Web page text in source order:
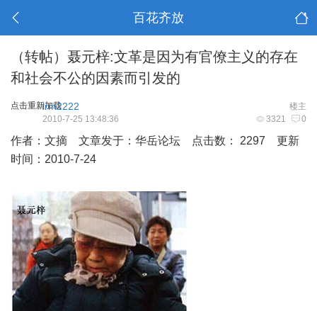
百花齐放
（转帖）聂元梓:文革是因为有官僚主义的存在
和社会不公的因素而引发的
点击重新加载 楼主
lrm2222
3321 0
2010-7-25 13:48:36
作者：文摘 文章发于：华岳论坛 点击数： 2297 更新
时间：2010-7-24